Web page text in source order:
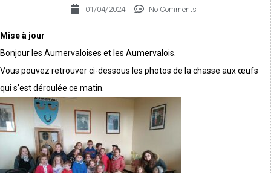
01/04/2024
No Comments
Mise à jour
Bonjour les Aumervaloises et les Aumervalois.
Vous pouvez retrouver ci-dessous les photos de la chasse aux œufs
qui s’est déroulée ce matin.